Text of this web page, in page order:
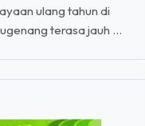
ulang tahun di
terasa jauh ...